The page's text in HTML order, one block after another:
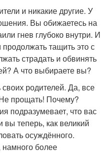
и никакие другие. У
Вы обижаетесь на
гнев глубоко внутри. И
продолжать тащить это с
страдать и обвинять
А что выбираете вы?
родителей. Да, все
прощать! Почему?
подразумевает, что вас
теперь, как великий
осуждённого.
более